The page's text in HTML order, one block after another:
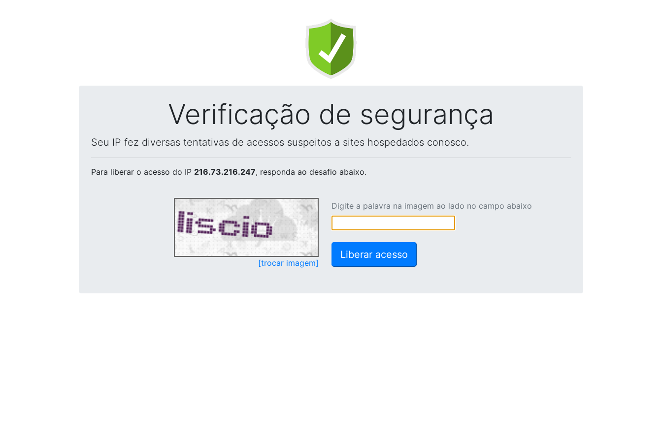
Verificação de segurança
Seu IP fez diversas tentativas de acessos suspeitos a sites hospedados conosco.
Para liberar o acesso do IP 216.73.216.247, responda ao desafio abaixo.
[trocar imagem]
Digite a palavra na imagem ao lado no campo abaixo